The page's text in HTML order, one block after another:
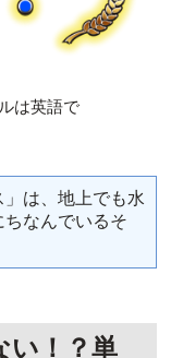
は英語で
は、地上でも水
なんでいるそ
い！？単